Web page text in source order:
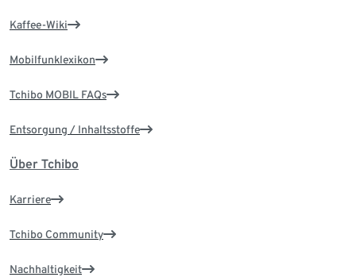
Kaffee-Wiki
Mobilfunklexikon
Tchibo MOBIL FAQs
Entsorgung / Inhaltsstoffe
Über Tchibo
Karriere
Tchibo Community
Nachhaltigkeit